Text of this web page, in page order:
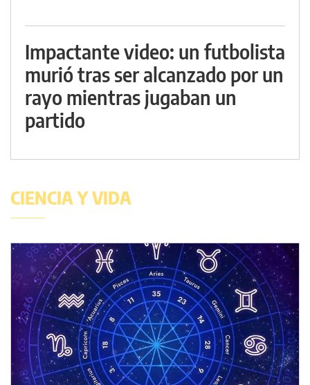
Impactante video: un futbolista
murió tras ser alcanzado por un
rayo mientras jugaban un
partido
CIENCIA Y VIDA